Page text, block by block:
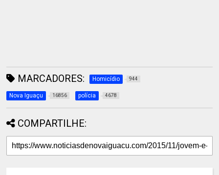
MARCADORES: Homicídio 944
Nova Iguaçu 16856 polícia 4678
COMPARTILHE: